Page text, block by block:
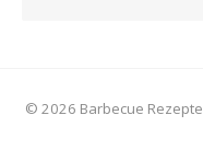
© 2026 Barbecue Rezepte